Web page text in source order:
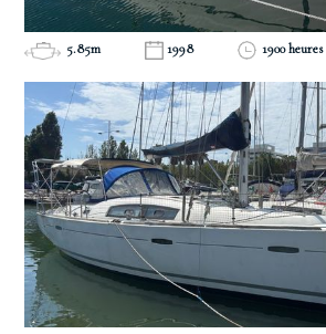
5.85m 1998 1900 heures